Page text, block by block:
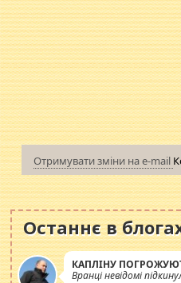
Отримувати зміни на e-mail
Останнє в
КАПЛІНУ
Вранці невідомі